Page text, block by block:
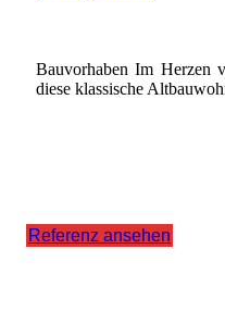
Bauvorhaben Im Herzen
diese klassische
Referenz ansehen